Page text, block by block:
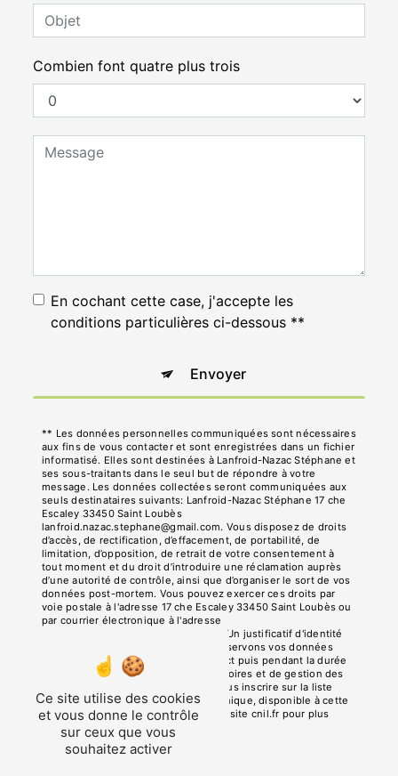
Combien font quatre plus trois
En cochant cette case, j'accepte les
conditions particulières ci-dessous **
Envoyer
** Les données personnelles communiquées sont nécessaires
aux fins de vous contacter et sont enregistrées dans un fichier
informatisé. Elles sont destinées à Lanfroid-Nazac Stéphane et
ses sous-traitants dans le seul but de répondre à votre
message. Les données collectées seront communiquées aux
seuls destinataires suivants: Lanfroid-Nazac Stéphane 17 che
Escaley 33450 Saint Loubès
lanfroid.nazac.stephane@gmail.com. Vous disposez de droits
d’accès, de rectification, d’effacement, de portabilité, de
limitation, d’opposition, de retrait de votre consentement à
tout moment et du droit d’introduire une réclamation auprès
d’une autorité de contrôle, ainsi que d’organiser le sort de vos
données post-mortem. Vous pouvez exercer ces droits par
voie postale à l'adresse 17 che Escaley 33450 Saint Loubès ou
par courrier électronique à l'adresse
lanfroid.nazac.stephane@gmail.com. Un justificatif d'identité
pourra vous être demandé. Nous conservons vos données
pendant la période de prise de contact puis pendant la durée
de prescription légale aux fins probatoires et de gestion des
contentieux. Vous avez le droit de vous inscrire sur la liste
d'opposition au démarchage téléphonique, disponible à cette
adresse:
Bloctel.gouv.fr. Consultez le site cnil.fr pour plus
d’informations sur vos droits.
Ce site utilise des cookies
et vous donne le contrôle
sur ceux que vous
souhaitez activer